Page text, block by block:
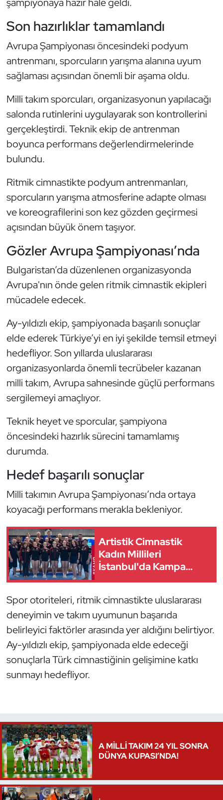
Son hazırlıklar tamamlandı
Avrupa Şampiyonası öncesindeki podyum
antrenmanı, sporcuların yarışma alanına uyum
sağlaması açısından önemli bir aşama oldu.
Milli takım sporcuları, organizasyonun yapılacağı
salonda rutinlerini uygulayarak son kontrollerini
gerçekleştirdi. Teknik ekip de antrenman
boyunca performans değerlendirmelerinde
bulundu.
Ritmik cimnastikte podyum antrenmanları,
sporcuların yarışma atmosferine adapte olması
ve koreografilerini son kez gözden geçirmesi
açısından büyük önem taşıyor.
Gözler Avrupa Şampiyonası’nda
Bulgaristan’da düzenlenen organizasyonda
Avrupa'nın önde gelen ritmik cimnastik ekipleri
mücadele edecek.
Ay-yıldızlı ekip, şampiyonada başarılı sonuçlar
elde ederek Türkiye’yi en iyi şekilde temsil etmeyi
hedefliyor. Son yıllarda uluslararası
organizasyonlarda önemli tecrübeler kazanan
milli takım, Avrupa sahnesinde güçlü performans
sergilemeyi amaçlıyor.
Teknik heyet ve sporcular, şampiyona
öncesindeki hazırlık sürecini tamamlamış
durumda.
Hedef başarılı sonuçlar
Milli takımın Avrupa Şampiyonası’nda ortaya
koyacağı performans merakla bekleniyor.
Artistik Cimnastik
Kadın Millileri
İstanbul'da Kampa
Spor otoriteleri, ritmik cimnastikte uluslararası
deneyimin ve takım uyumunun başarıda
belirleyici faktörler arasında yer aldığını belirtiyor.
Ay-yıldızlı ekip, şampiyonada elde edeceği
sonuçlarla Türk cimnastiğinin gelişimine katkı
sunmayı hedefliyor.
A MİLLİ TAKIM 24 YIL SONRA
DÜNYA KUPASI’NDA!
Eskrim
Futbol
Futsal
Golf
Güreş
Halter
Hava Sporları
Hentbol
İşitme Engelli Sporcular
Judo ve Kuraş
Kano ve Rafting
Kayak
Kempo
Kick Boks
Masa Tenisi
Motor Sporları
Muay Thai
Okçuluk
Optimist
Özel Sporcular
Paralimpik
Ragbi
Sualtı Sporları
Tekvando
Tenis